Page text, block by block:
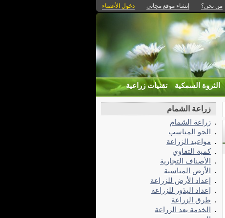
من نحن؟ إنشاء موقع مجاني دخول الأعضاء
الثروة السمكية تقنيات زراعية
زراعة الشمام
زراعة الشمام
الجو المناسب
مواعيد الزراعة
كمية التقاوي
الأصناف التجارية
الأرض المناسبة
إعداد الأرض للزراعة
إعداد البذور للزراعة
طرق الزراعة
الخدمة بعد الزراعة